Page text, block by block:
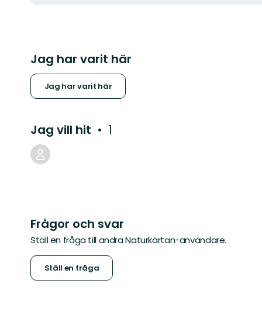
Jag har varit här
Jag har varit här
Jag vill hit 1
Frågor och svar
Ställ en fråga till andra Naturkartan-användare.
Ställ en fråga